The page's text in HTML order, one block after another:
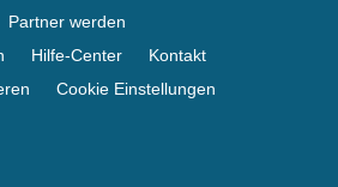
Partner werden
Hilfe-Center
Kontakt
Cookie Einstellungen